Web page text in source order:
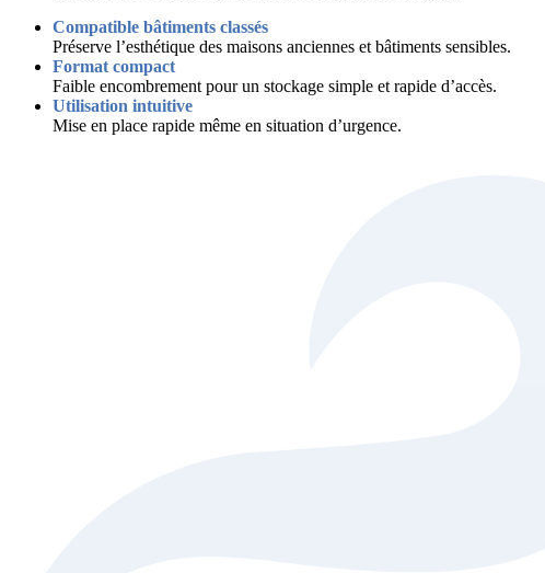
Compatible bâtiments classés
Préserve l’esthétique des maisons anciennes et bâtiments sensibles.
Format compact
Faible encombrement pour un stockage simple et rapide d’accès.
Utilisation intuitive
Mise en place rapide même en situation d’urgence.